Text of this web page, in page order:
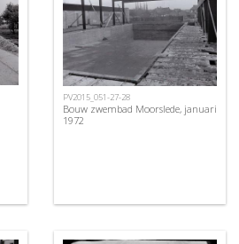
PV2015_051-27-28
Bouw zwembad Moorslede, januari
1972